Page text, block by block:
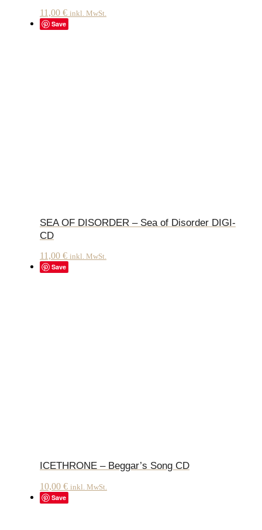
11,00 € inkl. MwSt.
Save
SEA OF DISORDER – Sea of Disorder DIGI-
CD
11,00 € inkl. MwSt.
Save
ICETHRONE – Beggar’s Song CD
10,00 € inkl. MwSt.
Save